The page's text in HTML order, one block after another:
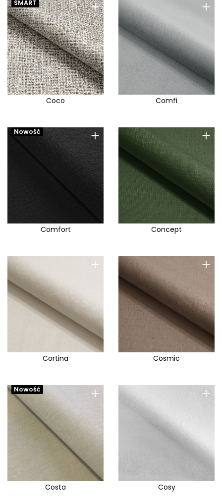
Scott
Seal
Seattle
Sereno
Serta
Shadow
Shanghai
Sibilo
Solo
Soro
Spark
Sparrow/Indiana/Leia
Spessa
Spirit E
Spring
Stella E
Storm
Supreme
Surround Me
Symphony
+
SMART
Coco
+
Comfi
+
Nowość
Comfort
+
Concept
+
Cortina
+
Cosmic
+
Nowość
Costa
+
Cosy